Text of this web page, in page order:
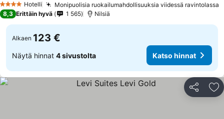
4 Tähtiluokitus
Hotelli Monipuolisia ruokailumahdollisuuksia viidessä ravintolassa
8,3 Erittäin hyvä 1 565 Nilsiä
Alkaen 123 €
Näytä hinnat 4 sivustolta Katso hinnat
Jaa